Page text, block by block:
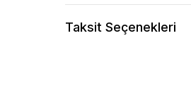
Taksit Seçenekleri